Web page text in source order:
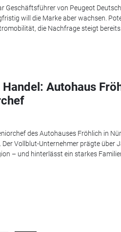
Geschäftsführer von Peugeot
will die Marke aber wachsen.
die Nachfrage steigt bereits.
Autohaus
des Autohauses Fröhlich in
Vollblut-Unternehmer prägte über
– und hinterlässt ein starkes